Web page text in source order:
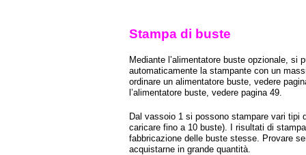
Stampa di buste
Mediante l’alimentatore buste opzionale, si
automaticamente la stampante con un
ordinare un alimentatore buste, vedere
l’alimentatore buste, vedere pagina 49.
Dal vassoio 1 si possono stampare vari tipi
caricare fino a 10 buste). I risultati di
fabbricazione delle buste stesse. Provare
acquistarne in grande quantità.